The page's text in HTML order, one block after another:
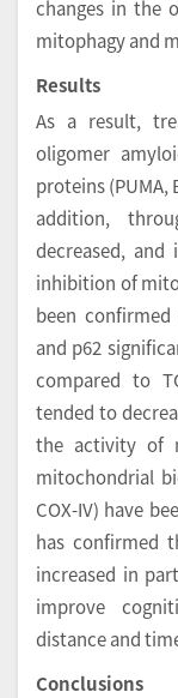
changes in the
mitophagy and
Results
As a result,
oligomer
proteins (PUMA,
addition,
decreased,
inhibition of
been
and p62
compared to
tended to
the activity of
mitochondrial
COX-IV) have
has confirmed
increased in
improve
distance and
Conclusions